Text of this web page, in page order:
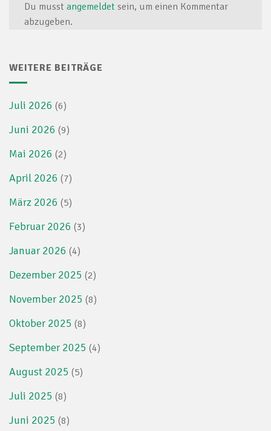
Du musst angemeldet sein, um einen Kommentar
abzugeben.
WEITERE BEITRÄGE
Juli 2026 (6)
Juni 2026 (9)
Mai 2026 (2)
April 2026 (7)
März 2026 (5)
Februar 2026 (3)
Januar 2026 (4)
Dezember 2025 (2)
November 2025 (8)
Oktober 2025 (8)
September 2025 (4)
August 2025 (5)
Juli 2025 (8)
Juni 2025 (8)